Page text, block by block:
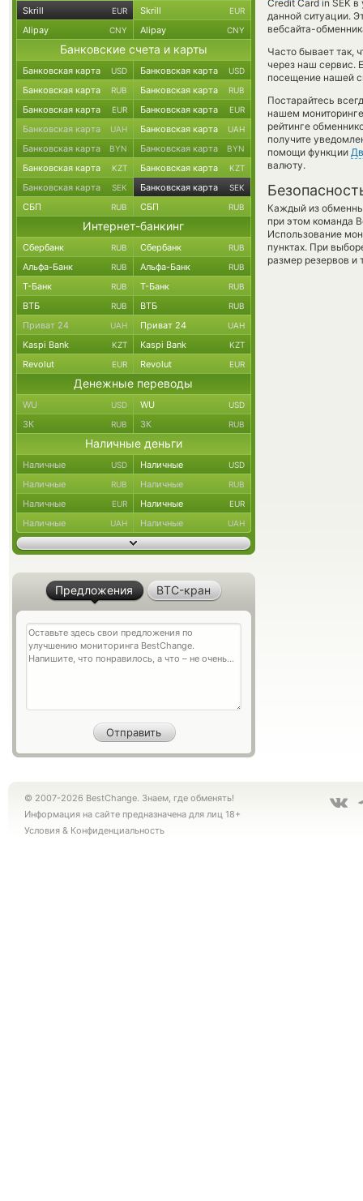
Credit Card in SEK
данной ситуации.
вебсайта-
Часто бывает так,
через наш сервис.
посещение нашей
Постарайтесь
нашем
рейтинге
получите
помощи функции
валюту.
Каждый из
при этом команда
Использование
пунктах. При
размер резервов и
Skrill EUR Skrill EUR
Alipay CNY Alipay CNY
Банковские счета и карты
Банковская карта USD Банковская карта USD
Банковская карта RUB Банковская карта RUB
Банковская карта EUR Банковская карта EUR
Банковская карта UAH Банковская карта UAH
Банковская карта BYN Банковская карта BYN
Банковская карта KZT Банковская карта KZT
Банковская карта SEK Банковская карта SEK
СБП RUB СБП RUB
Интернет-банкинг
Сбербанк RUB Сбербанк RUB
Альфа-Банк RUB Альфа-Банк RUB
Т-Банк RUB Т-Банк RUB
ВТБ RUB ВТБ RUB
Приват 24 UAH Приват 24 UAH
Kaspi Bank KZT Kaspi Bank KZT
Revolut EUR Revolut EUR
Денежные переводы
WU USD WU USD
ЗК RUB ЗК RUB
Наличные деньги
Наличные USD Наличные USD
Наличные RUB Наличные RUB
Наличные EUR Наличные EUR
Наличные UAH Наличные UAH
Предложения BTC-кран
© 2007-2026 BestChange. Знаем, где обменять!
Информация на сайте предназначена для лиц 18+
Условия & Конфиденциальность